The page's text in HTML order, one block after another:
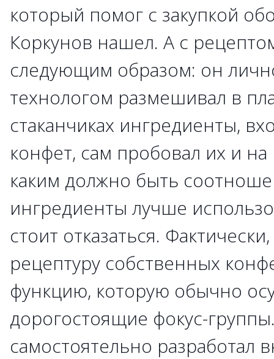
который помог с закупкой
Коркунов нашел. А с
следующим образом: он
технологом размешивал в
стаканчиках ингредиенты,
конфет, сам пробовал их и на
каким должно быть
ингредиенты лучше
стоит отказаться.
рецептуру собственных
функцию, которую обычно
дорогостоящие фокус-
самостоятельно разработал